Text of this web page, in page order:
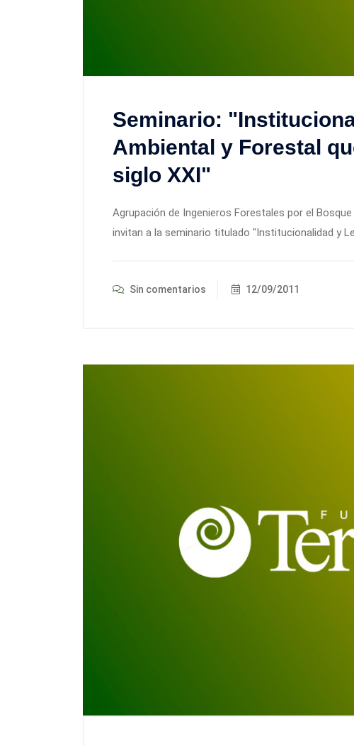
Seminario:
Ambiental y Forestal
siglo XXI"
Agrupación de Ingenieros Forestales por el
invitan a la seminario titulado "Institucionalidad y
Sin comentarios 12/09/2011